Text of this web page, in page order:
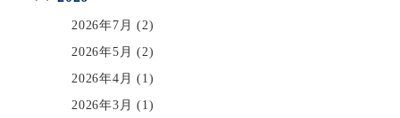
2026年7月 (2)
2026年5月 (2)
2026年4月 (1)
2026年3月 (1)